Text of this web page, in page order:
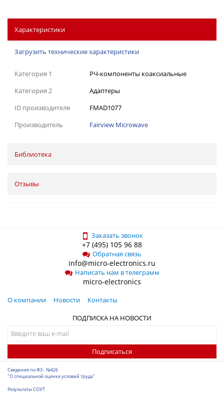
Характеристики
Загрузить технические характеристики
Категория 1
РЧ-компоненты коаксиальные
Категория 2
Адаптеры
ID производителя
FMAD1077
Производитель
Fairview Microwave
Библиотека
Отзывы
Заказать звонок
+7 (495) 105 96 88
Обратная связь
info@micro-electronics.ru
Написать нам в телеграмм
micro-electronics
О компании Новости
Контакты
ПОДПИСКА НА НОВОСТИ
Подписаться
Сведения по ФЗ - №426
"О специальной оценке условий труда"
Результаты СОУТ